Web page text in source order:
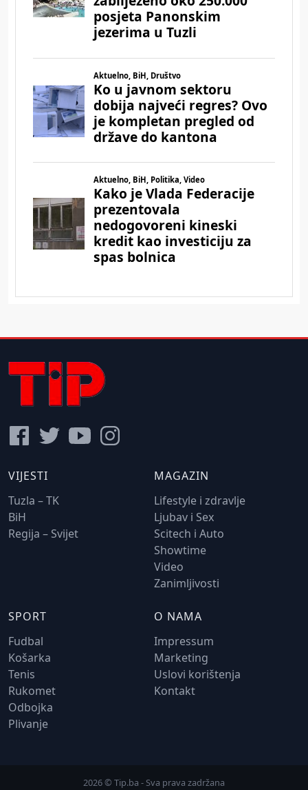
VIJESTI
Tuzla – TK
BiH
Regija – Svijet
MAGAZIN
Lifestyle i zdravlje
Ljubav i Sex
Scitech i Auto
Showtime
Video
Zanimljivosti
SPORT
Fudbal
Košarka
Tenis
Rukomet
Odbojka
Plivanje
O NAMA
Impressum
Marketing
Uslovi korištenja
Kontakt
2026 © Tip.ba - Sva prava zadržana